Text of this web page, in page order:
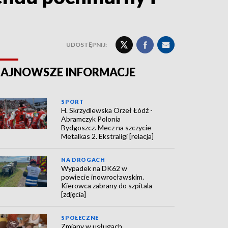
UDOSTĘPNIJ:
INFORMACJE
SPORT
H. Skrzydlewska Orzeł Łódź -
Abramczyk Polonia
Bydgoszcz. Mecz na szczycie
Metalkas 2. Ekstraligi [relacja]
NA DROGACH
Wypadek na DK62 w
powiecie inowrocławskim.
Kierowca zabrany do szpitala
[zdjęcia]
SPOŁECZNE
Zmiany w usługach